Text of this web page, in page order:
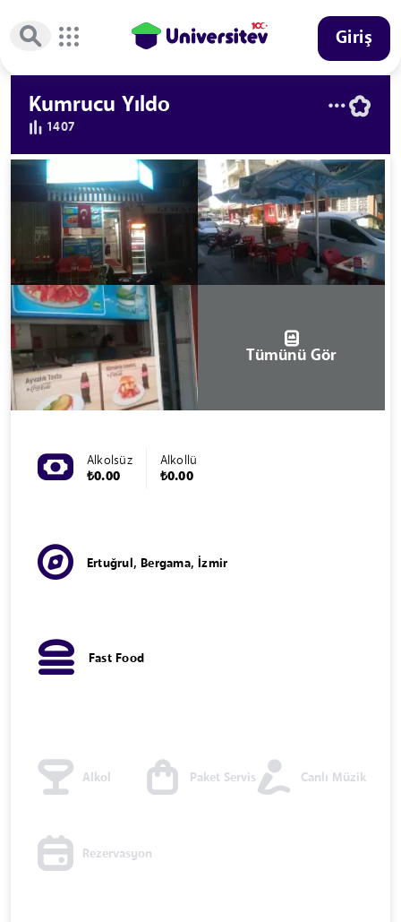
Giriş
Kumrucu Yıldo
1407
Tümünü Gör
Alkolsüz
₺0.00
Alkollü
₺0.00
Ertuğrul, Bergama, İzmir
Fast Food
Alkol Paket Servis Canlı Müzik
Rezervasyon